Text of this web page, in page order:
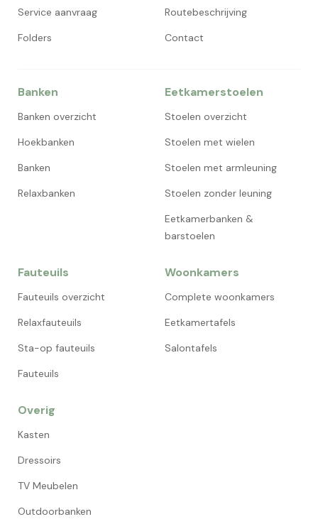
Service aanvraag
Folders
Routebeschrijving
Contact
Banken
Banken overzicht
Hoekbanken
Banken
Relaxbanken
Eetkamerstoelen
Stoelen overzicht
Stoelen met wielen
Stoelen met armleuning
Stoelen zonder leuning
Eetkamerbanken &
barstoelen
Fauteuils
Fauteuils overzicht
Relaxfauteuils
Sta-op fauteuils
Fauteuils
Woonkamers
Complete woonkamers
Eetkamertafels
Salontafels
Overig
Kasten
Dressoirs
TV Meubelen
Outdoorbanken